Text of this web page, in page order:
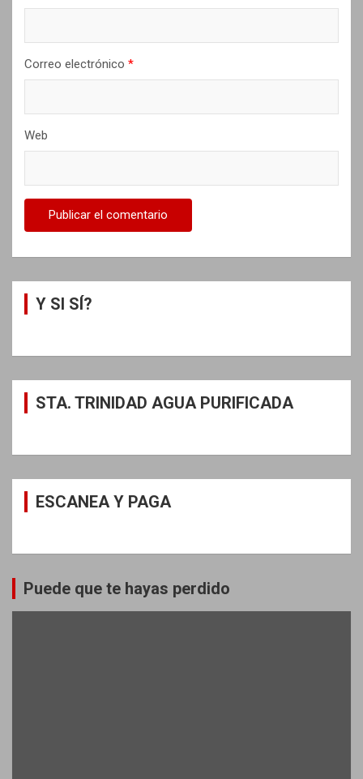
Correo electrónico *
Web
Y SI SÍ?
STA. TRINIDAD AGUA PURIFICADA
ESCANEA Y PAGA
Puede que te hayas perdido